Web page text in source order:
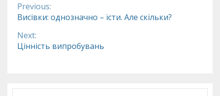
Continue
Reading
Previous:
Висівки: однозначно – їсти. Але скільки?
Next:
Цінність випробувань